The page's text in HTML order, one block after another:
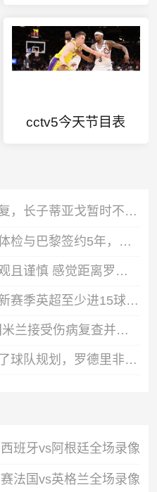
cctv5今天节目表
阿媒：梅西给出明确答复，长子蒂亚戈暂时不会前往拉玛西亚青训
记者：阿克利乌什通过体检与巴黎签约5年，转会费5000万欧元
记者：巴萨内部态度乐观且谨慎 感觉距离罗德里转会完成更近了
阿邦拉霍：看好舍什科新赛季英超至少进15球，期待他越踢越好
记者：马里奥·希拉返回米兰接受伤病复查并继续康复工作
记者：弗里克详细介绍了球队规划，罗德里非常认可并选择加盟巴萨
班牙vs阿根廷全场录像
法国vs英格兰全场录像